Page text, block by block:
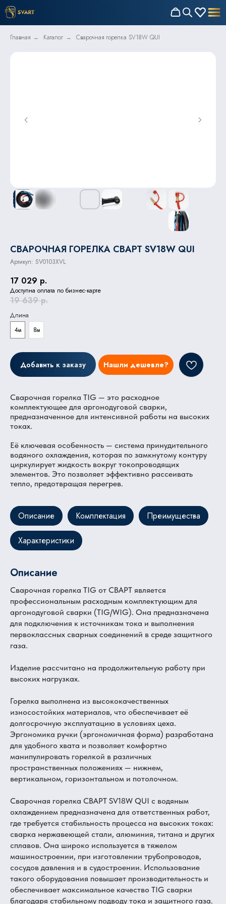
Главная → Каталог → Сварочная горелка SV18W QUI
СВАРОЧНАЯ ГОРЕЛКА СВАРТ SV18W QUI
Артикул: SV0103XVL
17 029 р.
Доступна оплата по бизнес-карте
19 639 р.
Длина
4м
8м
Добавить к заказу Нашли дешевле?
Сварочная горелка TIG — это расходное
комплектующее для аргонодуговой сварки,
предназначенное для интенсивной работы на высоких
токах.
Её ключевая особенность — система принудительного
водяного охлаждения, которая по замкнутому контуру
циркулирует жидкость вокруг токопроводящих
элементов. Это позволяет эффективно рассеивать
тепло, предотвращая перегрев.
Описание Комплектация Преимущества
Характеристики
Описание
Сварочная горелка TIG от СВАРТ является
профессиональным расходным комплектующим для
аргонодуговой сварки (TIG/WIG). Она предназначена
для подключения к источникам тока и выполнения
первоклассных сварных соединений в среде защитного
газа.
Изделие рассчитано на продолжительную работу при
высоких нагрузках.
Горелка выполнена из высококачественных
износостойких материалов, что обеспечивает её
долгосрочную эксплуатацию в условиях цеха.
Эргономика ручки (эргономичная форма) разработана
для удобного хвата и позволяет комфортно
манипулировать горелкой в различных
пространственных положениях — нижнем,
вертикальном, горизонтальном и потолочном.
Сварочная горелка СВАРТ SV18W QUI с водяным
охлаждением предназначена для ответственных работ,
где требуется стабильность процесса на высоких токах:
сварка нержавеющей стали, алюминия, титана и других
сплавов. Она широко используется в тяжелом
машиностроении, при изготовлении трубопроводов,
сосудов давления и в судостроении. Использование
такого оборудования повышает производительность и
обеспечивает максимальное качество TIG сварки
благодаря стабильному подводу тока и защитного газа.